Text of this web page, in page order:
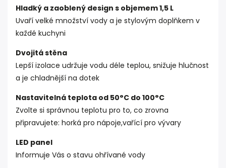
Hladký a zaoblený design s objemem 1,5 L
Uvaří velké množství vody a je stylovým doplňkem v
každé kuchyni
Dvojitá stěna
Lepší izolace udržuje vodu déle teplou, snižuje hlučnost
a je chladnější na dotek
Nastavitelná teplota od 50°C do 100°C
Zvolte si správnou teplotu pro to, co zrovna
připravujete: horká pro nápoje,vařící pro vývary
LED panel
Informuje Vás o stavu ohřívané vody